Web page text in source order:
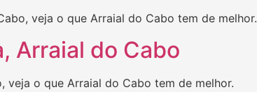
veja o que Arraial do Cabo tem de melhor.
Arraial do Cabo
veja o que Arraial do Cabo tem de melhor.